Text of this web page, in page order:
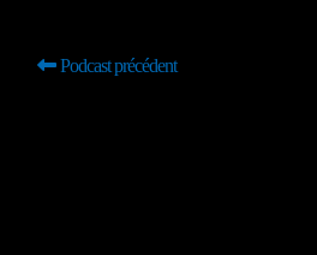
Podcast précédent